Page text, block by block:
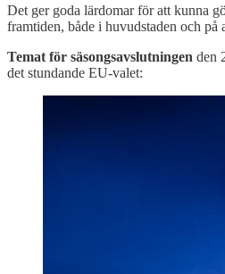
Det ger goda lärdomar för att kunna
framtiden, både i huvudstaden och på
Temat för säsongsavslutningen den
det stundande EU-valet: